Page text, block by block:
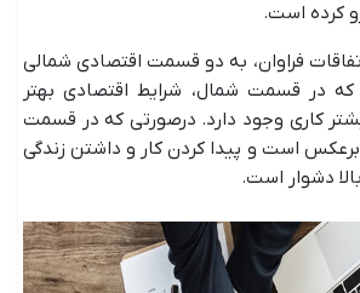
کرده‌ است.
فراوان، به دو قسمت اقتصادی شمالی
در قسمت شمال، شرایط اقتصادی بهتر
کاری وجود دارد. درصورتی که در قسمت
است و پیدا کردن کار و داشتن زندگی
دشوار است.